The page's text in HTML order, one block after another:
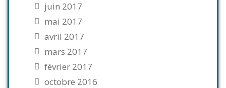
juin 2017
mai 2017
avril 2017
mars 2017
février 2017
octobre 2016